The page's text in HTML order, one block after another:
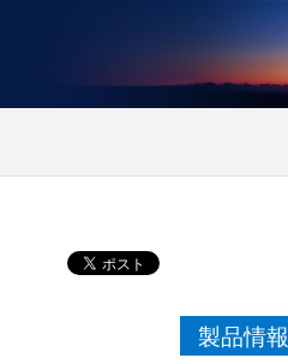
製品情報